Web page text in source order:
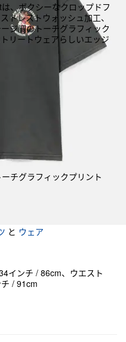
、ボクシーなクロップドフ
トレストウォッシュ加工、
ジ調のトーチグラフィック
リートウェアらしいエッジ
チグラフィックプリント
と ウェア
インチ / 86cm、ウエスト
/ 91cm